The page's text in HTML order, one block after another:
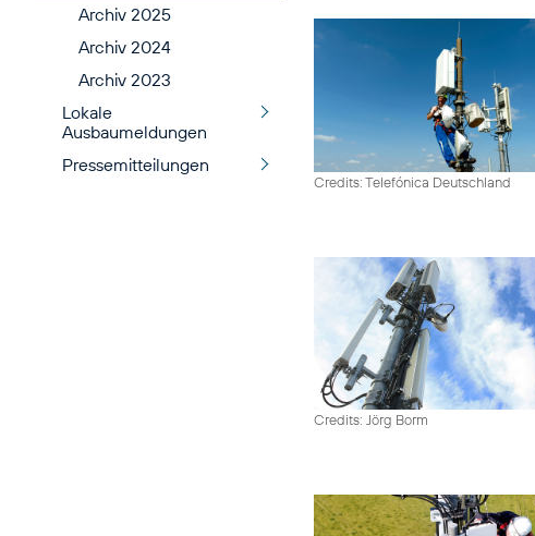
Archiv 2025
Archiv 2024
Archiv 2023
Lokale
Ausbaumeldungen
Pressemitteilungen
Credits: Telefónica Deutschland
Credits: Jörg Borm